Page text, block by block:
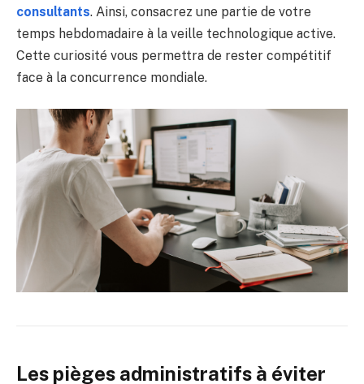
consultants. Ainsi, consacrez une partie de votre
temps hebdomadaire à la veille technologique active.
Cette curiosité vous permettra de rester compétitif
face à la concurrence mondiale.
Les pièges administratifs à éviter